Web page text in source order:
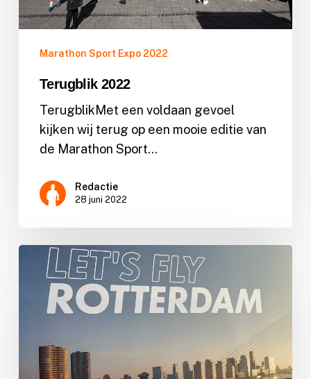
Marathon Sport Expo 2022
Terugblik 2022
TerugblikMet een voldaan gevoel
kijken wij terug op een mooie editie van
de Marathon Sport…
Redactie
28 juni 2022
Hoka
lanceert
nieuwe
standbeleving